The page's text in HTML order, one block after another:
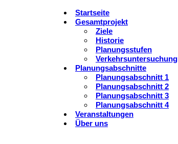
Startseite
Gesamtprojekt
Ziele
Historie
Planungsstufen
Verkehrsuntersuchung
Planungsabschnitte
Planungsabschnitt 1
Planungsabschnitt 2
Planungsabschnitt 3
Planungsabschnitt 4
Veranstaltungen
Über uns